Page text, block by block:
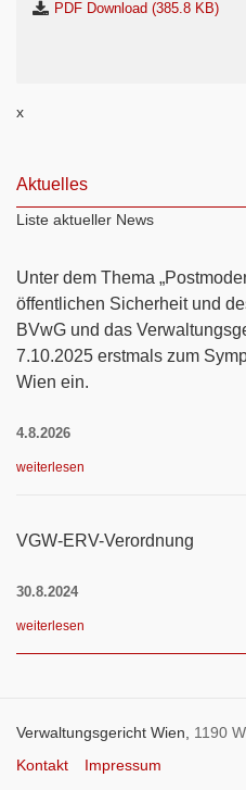
PDF Download (385.8 KB)
x
Aktuelles
Liste aktueller News
Unter dem Thema
öffentlichen Sicherheit und
BVwG und das
7.10.2025 erstmals zum
Wien ein.
4.8.2026
weiterlesen
VGW-ERV-Verordnung
30.8.2024
weiterlesen
Verwaltungsgericht Wien, 1190
Kontakt
Impressum